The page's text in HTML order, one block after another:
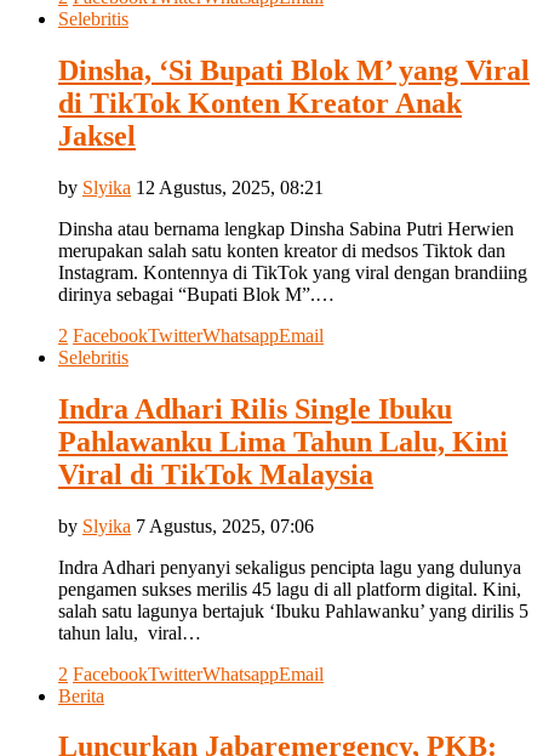
Selebritis
Dinsha, ‘Si Bupati Blok M’ yang Viral
di TikTok Konten Kreator Anak
Jaksel
by Slyika 12 Agustus, 2025, 08:21
Dinsha atau bernama lengkap Dinsha Sabina Putri Herwien
merupakan salah satu konten kreator di medsos Tiktok dan
Instagram. Kontennya di TikTok yang viral dengan brandiing
dirinya sebagai “Bupati Blok M”.…
2 FacebookTwitterWhatsappEmail
Selebritis
Indra Adhari Rilis Single Ibuku
Pahlawanku Lima Tahun Lalu, Kini
Viral di TikTok Malaysia
by Slyika 7 Agustus, 2025, 07:06
Indra Adhari penyanyi sekaligus pencipta lagu yang dulunya
pengamen sukses merilis 45 lagu di all platform digital. Kini,
salah satu lagunya bertajuk ‘Ibuku Pahlawanku’ yang dirilis 5
tahun lalu, viral…
2 FacebookTwitterWhatsappEmail
Berita
Luncurkan Jabaremergency, PKB: